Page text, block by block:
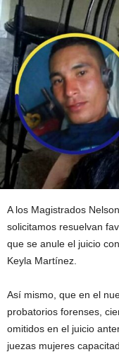
A los Magistrados
solicitamos resuelvan
que se anule el juicio
Keyla Martínez.
Así mismo, que en el
probatorios forenses,
omitidos en el juicio
juezas mujeres